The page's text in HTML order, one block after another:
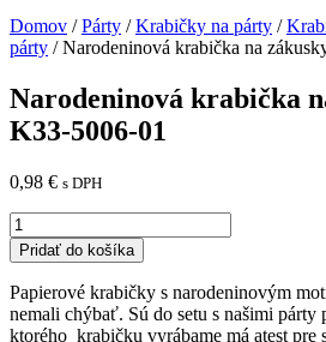
Domov /Párty /Krabičky na párty /
párty / Narodeninová krabička na
Narodeninová krabička
K33-5006-01
0,98 € s DPH
množstvo
Narodeninová
krabička
na
zákusky
-
Pridať do košíka
Papierové krabičky s narodeninovým
nemali chýbať. Sú do setu s našimi párty
ktorého krabičku vyrábame má atest pre